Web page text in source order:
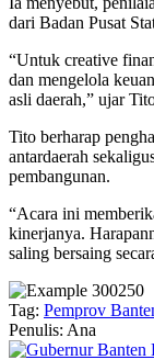
dari Badan Pusat
“Untuk creative
dan mengelola
asli daerah,” ujar
Tito berharap
antardaerah
pembangunan.
“Acara ini
kinerjanya.
saling bersaing
Tag: Pemprov
Penulis: Ana